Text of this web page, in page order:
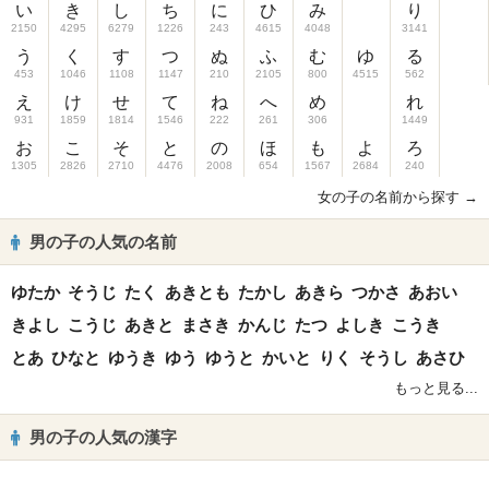
い
2150
う
453
え
931
お
1305
き
4295
く
1046
け
1859
こ
2826
し
6279
す
1108
せ
1814
そ
2710
ち
1226
つ
1147
て
1546
と
4476
に
243
ぬ
210
ね
222
の
2008
ひ
4615
ふ
2105
へ
261
ほ
654
み
4048
む
800
め
306
も
1567
ゆ
4515
よ
2684
り
3141
る
562
れ
1449
ろ
240
女の子の名前から探す →
男の子の人気の名前
ゆたか そうじ たく あきとも たかし あきら つかさ あおい
きよし こうじ あきと まさき かんじ たつ よしき こうき
とあ ひなと ゆうき ゆう ゆうと かいと りく そうし あさひ
もっと見る...
男の子の人気の漢字